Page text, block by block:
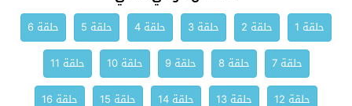
حلقة 1 حلقة 2 حلقة 3 حلقة 4 حلقة 5
حلقة 6
حلقة 7
حلقة 8 حلقة 9 حلقة 10
حلقة 11
حلقة 12
حلقة 13 حلقة 14 حلقة 15
حلقة 16